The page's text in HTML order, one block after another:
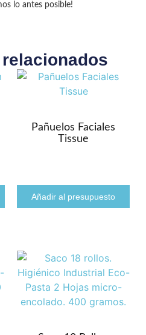
lo antes posible!
Pañuelos Faciales
Tissue
Añadir al presupuesto